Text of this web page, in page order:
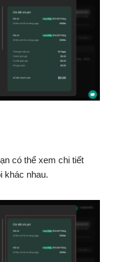
có thể xem chi tiết
khác nhau.